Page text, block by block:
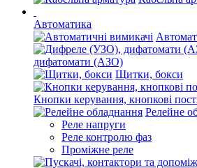
Автоматика
дифатомати (АЗО)
Щитки, бокси
Кнопки керування, кнопкові
Релейне
Реле напруги
Реле контролю фаз
Проміжне реле